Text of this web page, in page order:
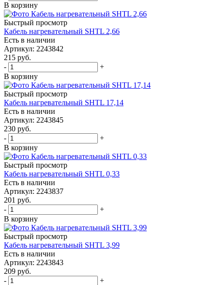
В корзину
Быстрый просмотр
Кабель нагревательный SHTL 2,66
Есть в наличии
Артикул: 2243842
215 руб.
-
+
В корзину
Быстрый просмотр
Кабель нагревательный SHTL 17,14
Есть в наличии
Артикул: 2243845
230 руб.
-
+
В корзину
Быстрый просмотр
Кабель нагревательный SHTL 0,33
Есть в наличии
Артикул: 2243837
201 руб.
-
+
В корзину
Быстрый просмотр
Кабель нагревательный SHTL 3,99
Есть в наличии
Артикул: 2243843
209 руб.
-
+